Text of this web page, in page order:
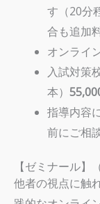
す（20分
合も追加
オンライ
入試対策
本）
指導内容
前にご相
【ゼミナール】
他者の視点に触